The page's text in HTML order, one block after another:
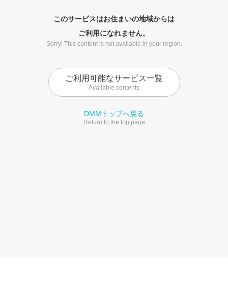
このサービスはお住まいの地域からは
ご利用になれません。
Sorry! This content is not available in your region.
ご利用可能なサービス一覧
Available contents
DMMトップへ戻る
Return to the top page